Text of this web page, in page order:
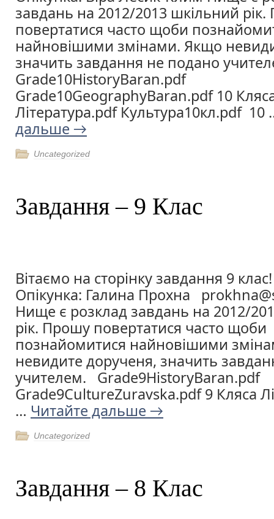
завдань на 2012/2013 шкільний
повертатися часто щоби
найновішими змінами. Якщо
значить завдання не подано
Grade10HistoryBaran.pdf
Grade10GeographyBaran.pdf 10
Література.pdf Культура10кл.pdf
дальше →
Uncategorized
Завдання – 9 Клас
Вітаємо на сторінку завдання 9
Опікунка: Галина Прохна
Нище є розклад завдань на 2012/
рік. Прошу повертатися часто щоби
познайомитися найновішими
невидите дорученя, значить
учителем. Grade9HistoryBaran.pdf
Grade9CultureZuravska.pdf 9 Кляса
… Читайте дальше →
Uncategorized
Завдання – 8 Клас